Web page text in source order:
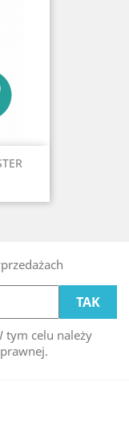
tym celu należy